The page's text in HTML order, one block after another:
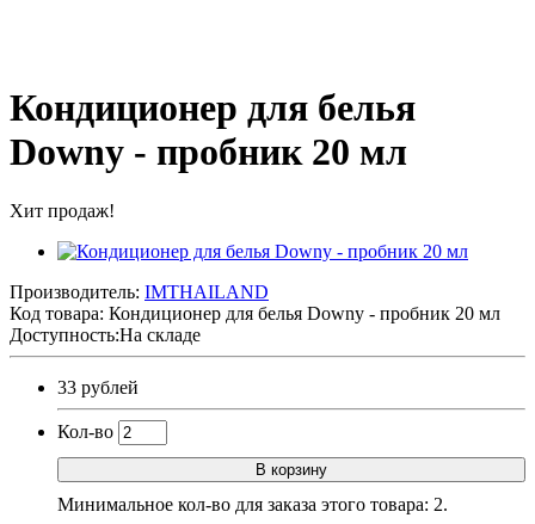
Кондиционер для белья
Downy - пробник 20 мл
Хит продаж!
Производитель: IMTHAILAND
Код товара: Кондиционер для белья Downy - пробник 20 мл
Доступность:На складе
33 рублей
Кол-во
В корзину
Минимальное кол-во для заказа этого товара: 2.